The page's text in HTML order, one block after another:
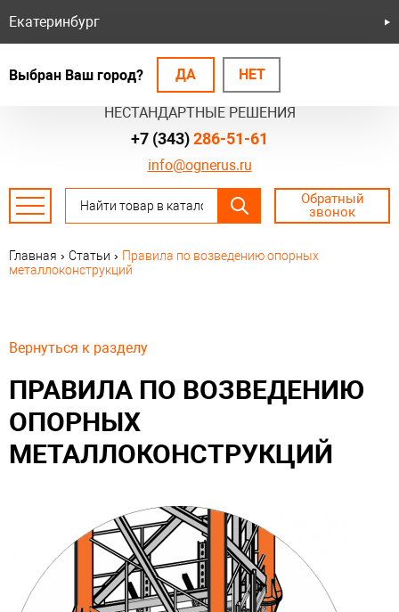
БЕЗОПАСНЫЕ СИСТЕМЫ
НЕСТАНДАРТНЫЕ РЕШЕНИЯ
Екатеринбург
Выбран Ваш город? ДА НЕТ
info@ognerus.ru
+7 (343)286-51-61
Обратный
звонок
Главная › Статьи › Правила по возведению опорных
металлоконструкций
Вернуться к разделу
ПРАВИЛА ПО ВОЗВЕДЕНИЮ
ОПОРНЫХ
МЕТАЛЛОКОНСТРУКЦИЙ